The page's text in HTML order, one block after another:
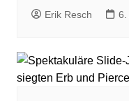
Erik Resch 6.